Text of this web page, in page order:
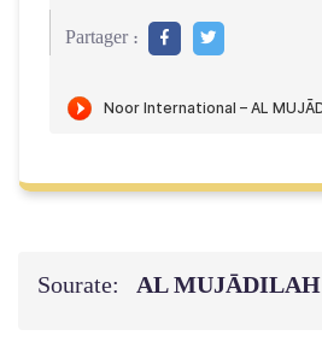
Partager :
Sourate: AL MUJĀDILAH